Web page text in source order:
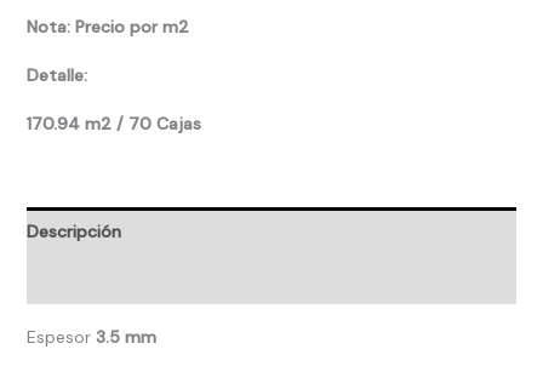
Nota: Precio por m2
Detalle:
170.94 m2 / 70 Cajas
Descripción
Espesor 3.5 mm